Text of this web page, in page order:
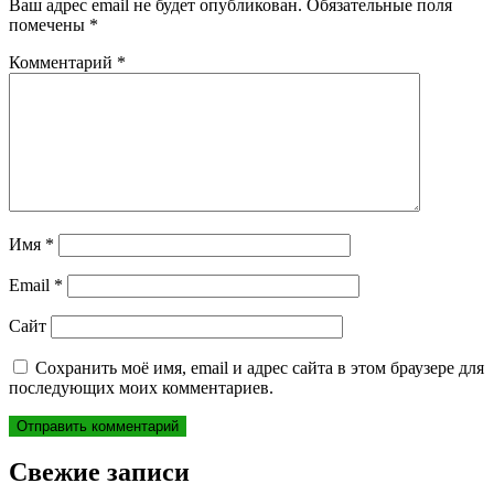
Ваш адрес email не будет опубликован. Обязательные поля
помечены *
Комментарий *
Имя *
Email *
Сайт
Сохранить моё имя, email и адрес сайта в этом браузере для
последующих моих комментариев.
Свежие записи